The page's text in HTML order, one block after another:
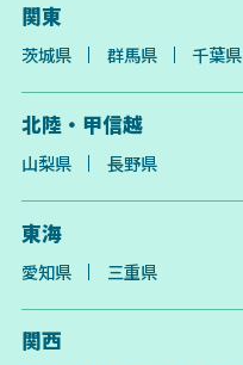
関東
茨城県 群馬県 千葉県
北陸・甲信越
山梨県 長野県
東海
愛知県 三重県
関西